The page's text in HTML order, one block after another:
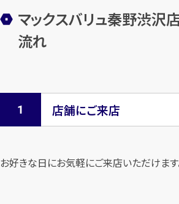
マックスバリュ秦野渋沢
流れ
店舗にご来店
お好きな日にお気軽にご来店いただけます